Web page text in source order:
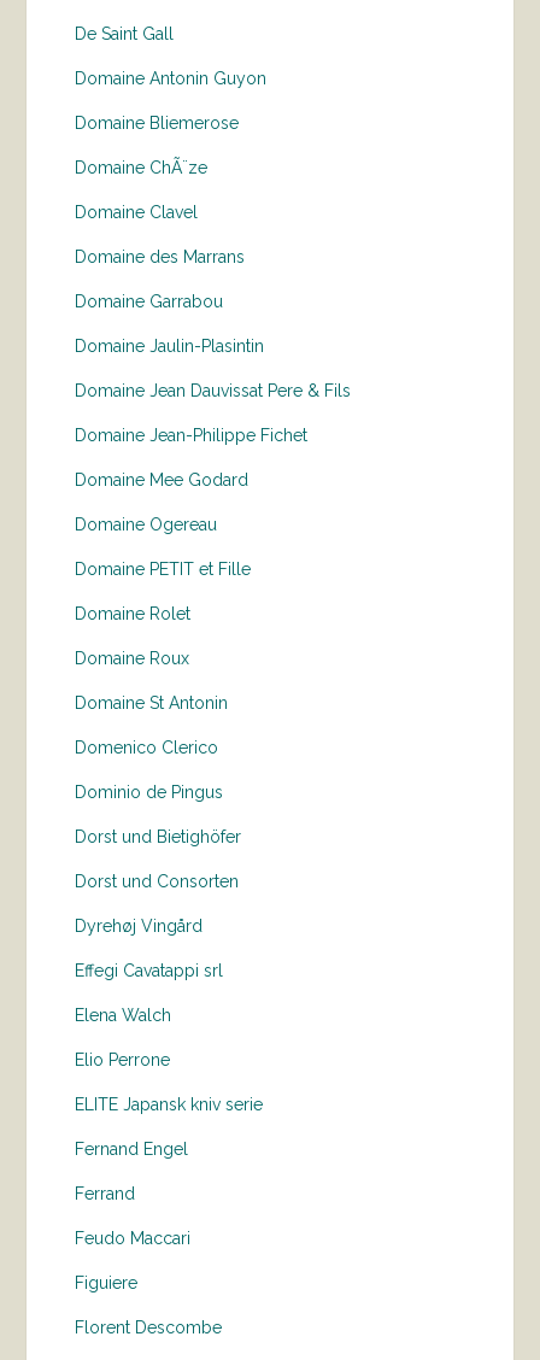
De Saint Gall
Domaine Antonin Guyon
Domaine Bliemerose
Domaine ChÃ¨ze
Domaine Clavel
Domaine des Marrans
Domaine Garrabou
Domaine Jaulin-Plasintin
Domaine Jean Dauvissat Pere & Fils
Domaine Jean-Philippe Fichet
Domaine Mee Godard
Domaine Ogereau
Domaine PETIT et Fille
Domaine Rolet
Domaine Roux
Domaine St Antonin
Domenico Clerico
Dominio de Pingus
Dorst und Bietighöfer
Dorst und Consorten
Dyrehøj Vingård
Effegi Cavatappi srl
Elena Walch
Elio Perrone
ELITE Japansk kniv serie
Fernand Engel
Ferrand
Feudo Maccari
Figuiere
Florent Descombe